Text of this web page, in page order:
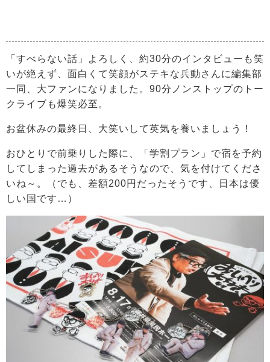
「すべらない話」よろしく、約30分のインタビューも笑
いが絶えず、面白くて笑顔がステキな兵動さんに編集部
一同、大ファンになりました。90分ノンストップのトー
クライブも爆笑必至。
お盆休みの最終日、大笑いして英気を養いましょう！
おひとりで前乗りした際に、「学割プラン」で宿を予約
してしまった過去があるそうなので、気を付けてくださ
いね～。（でも、差額200円だったそうです、日本は優
しい国です…）